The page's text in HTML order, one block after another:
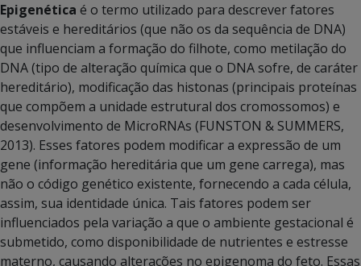
Epigenética é o termo utilizado para descrever fatores
estáveis e hereditários (que não os da sequência de DNA)
que influenciam a formação do filhote, como metilação do
DNA (tipo de alteração química que o DNA sofre, de caráter
hereditário), modificação das histonas (principais proteínas
que compõem a unidade estrutural dos cromossomos) e
desenvolvimento de MicroRNAs (FUNSTON & SUMMERS,
2013). Esses fatores podem modificar a expressão de um
gene (informação hereditária que um gene carrega), mas
não o código genético existente, fornecendo a cada célula,
assim, sua identidade única. Tais fatores podem ser
influenciados pela variação a que o ambiente gestacional é
submetido, como disponibilidade de nutrientes e estresse
materno, causando alterações no epigenoma do feto. Essas